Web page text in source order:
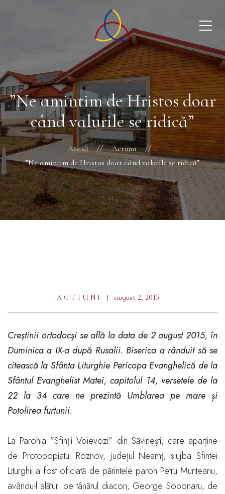
”Ne amintim de Hristos doar
când valurile se ridică”
Acasă
Actiuni
”Ne amintim de Hristos doar când valurile se ridică”
ACTIUNI august 2, 2015
Creştinii ortodocşi se află la data de 2 august 2015, în
Duminica a IX-a după Rusalii. Biserica a rânduit să se
citească la Sfânta Liturghie Pericopa Evanghelică de la
Sfântul Evanghelist Matei, capitolul 14, versetele de la
22 la 34 care ne prezintă Umblarea pe mare și
Potolirea furtunii.
La Parohia ”Sfinții Voievozi” din Săvinești, care aparține
de Protopopiatul Roznov, județul Neamț, slujba Sfintei
Liturghii a fost oficiată de părintele paroh Petru Munteanu,
avându-l alături pe tânărul diacon, George Soponaru, de